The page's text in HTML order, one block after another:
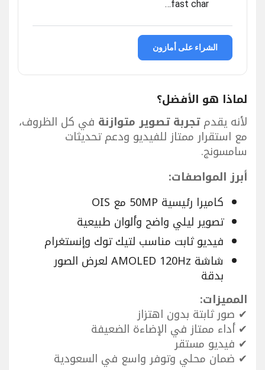
fast char…
الشراء على أمازون
لماذا هو الأفضل؟
لأنه يقدمتجربة تصوير متوازنة في كل الظروف،
مع استقرار ممتاز للفيديو ودعم تحديثات
سامسونج.
أبرز المواصفات:
كاميرا رئيسية 50MP مع OIS
تصوير ليلي واضح وألوان طبيعية
فيديو ثابت مناسب لتيك توك وإنستغرام
شاشة AMOLED 120Hz لعرض الصور
بدقة
المميزات:
✔ صور ثابتة بدون اهتزاز
✔ أداء ممتاز في الإضاءة الضعيفة
✔ فيديو مستقر
✔ ضمان محلي وتوفر واسع في السعودية